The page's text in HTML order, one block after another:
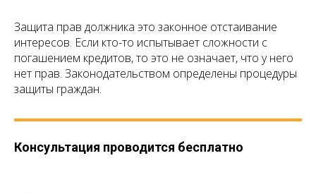
Защита прав должника это законное отстаивание
интересов. Если кто-то испытывает сложности с
погашением кредитов, то это не означает, что у него
нет прав. Законодательством определены процедуры
защиты граждан.
Консультация проводится бесплатно